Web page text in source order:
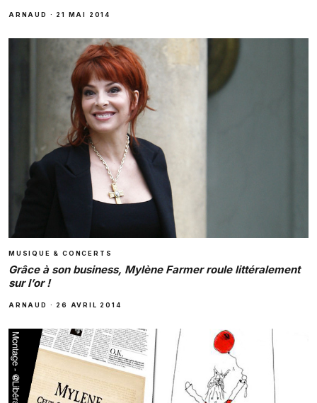
ARNAUD · 21 MAI 2014
MUSIQUE & CONCERTS
Grâce à son business, Mylène Farmer roule littéralement
sur l’or !
ARNAUD · 26 AVRIL 2014